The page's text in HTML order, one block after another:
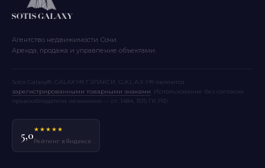
Агентство недвижимости Сочи.
Аренда, продажа и управление объектами.
Sotis Galaxy®, GALAXY® ГЭЛАКСИ, G.A.L.A.X.Y® являются
зарегистрированными товарными знаками . Использование без согласия
правообладателя незаконно — ст. 1484, 1515 ГК РФ.
5,0★★★★★
Рейтинг в Яндексе